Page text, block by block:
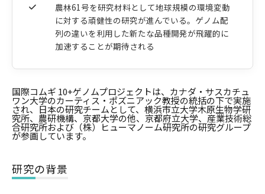
農林61号を研究材料として地球規模の環境変動
に対する頑健性の研究が進んでいる。ゲノム配
列の違いを利用した新たな品種開発が飛躍的に
加速することが期待される
国際コムギ 10+ゲノムプロジェクトは、カナダ・サスカチュ
ワン大学のカーティス・ポズニアック教授の統括の下で実施
され、日本の研究チームとして、横浜市立大学木原生物学研
究所、農研機構、京都大学の他、京都府立大学、産業技術総
合研究所および（株）ヒューマノーム研究所の研究グループ
が参画しています。
研究の背景